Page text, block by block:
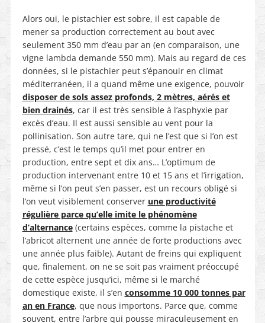
Alors oui, le pistachier est sobre, il est capable de
mener sa production correctement au bout avec
seulement 350 mm d’eau par an (en comparaison, une
vigne lambda demande 550 mm). Mais au regard de ces
données, si le pistachier peut s’épanouir en climat
méditerranéen, il a quand même une exigence, pouvoir
disposer de sols assez profonds, 2 mètres, aérés et
bien drainés, car il est très sensible à l’asphyxie par
excès d’eau. Il est aussi sensible au vent pour la
pollinisation. Son autre tare, qui ne l’est que si l’on est
pressé, c’est le temps qu’il met pour entrer en
production, entre sept et dix ans… L’optimum de
production intervenant entre 10 et 15 ans et l’irrigation,
même si l’on peut s’en passer, est un recours obligé si
l’on veut visiblement conserver une productivité
régulière parce qu’elle imite le phénomène
d’alternance(certains espèces, comme la pistache et
l’abricot alternent une année de forte productions avec
une année plus faible). Autant de freins qui expliquent
que, finalement, on ne se soit pas vraiment préoccupé
de cette espèce jusqu’ici, même si le marché
domestique existe, il s’en consomme 10 000 tonnes par
an en France, que nous importons. Parce que, comme
souvent, entre l’arbre qui pousse miraculeusement en